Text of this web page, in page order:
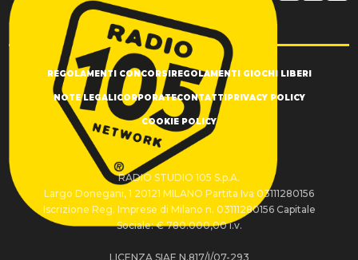
REGOLAMENTI CONCORSI REGOLAMENTI GIOCHI LIBERI
NOTE LEGALI CORPORATECONTATTI PRIVACY POLICY
COOKIE POLICY
RADIO STUDIO 105 S.p.A.
Largo Donegani, 1 20121 MILANO Partita Iva 03111280156
Iscrizione Reg. Imprese di Milano n. 03111280156 Capitale
Sociale: € 780.000,00 i.v.
LICENZA SIAE N.817/I/07-293